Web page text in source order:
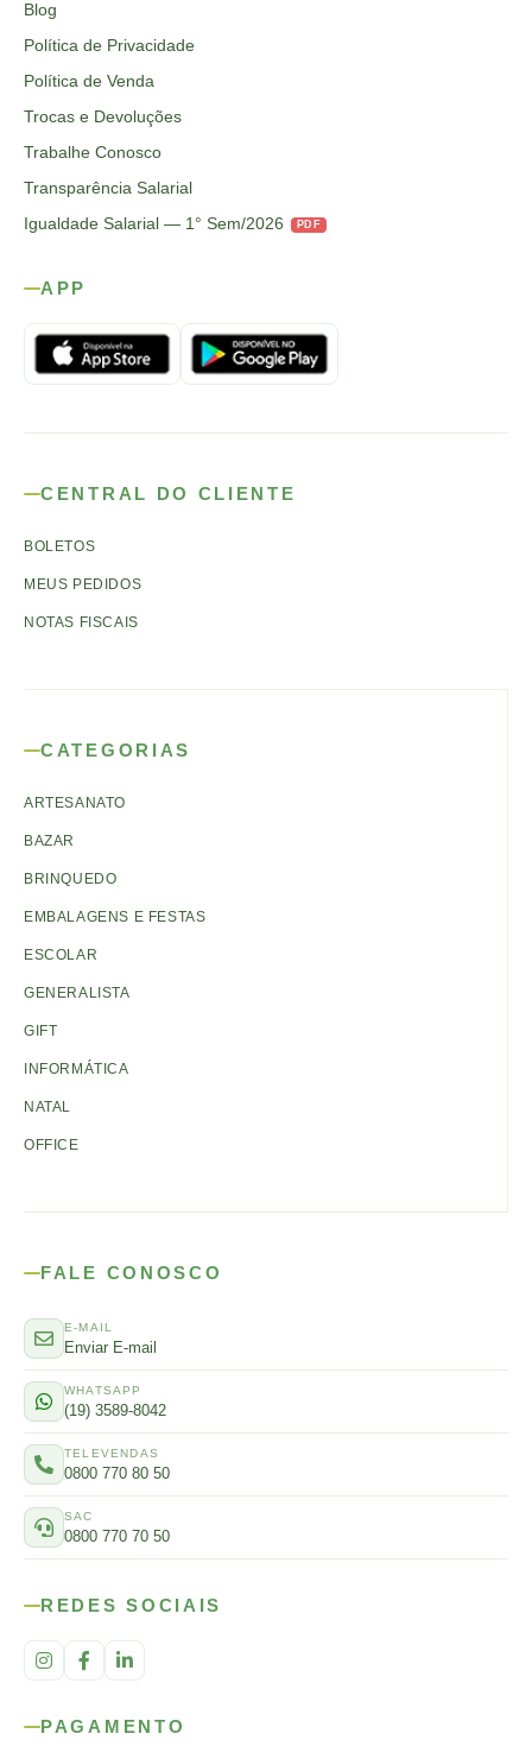
Blog
Política de Privacidade
Política de Venda
Trocas e Devoluções
Trabalhe Conosco
Transparência Salarial
Igualdade Salarial — 1° Sem/2026
PDF
APP
CENTRAL DO CLIENTE
BOLETOS
MEUS PEDIDOS
NOTAS FISCAIS
CATEGORIAS
ARTESANATO
BAZAR
BRINQUEDO
EMBALAGENS E FESTAS
ESCOLAR
GENERALISTA
GIFT
INFORMÁTICA
NATAL
OFFICE
FALE CONOSCO
E-MAIL
Enviar E-mail
WHATSAPP
(19) 3589-8042
TELEVENDAS
0800 770 80 50
SAC
0800 770 70 50
REDES SOCIAIS
PAGAMENTO